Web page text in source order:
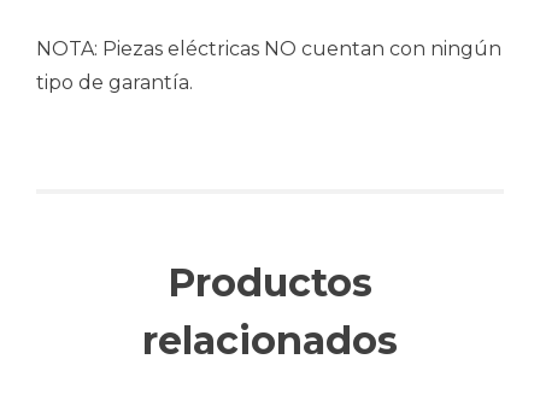
NOTA: Piezas eléctricas NO cuentan con ningún
tipo de garantía.
Productos
relacionados